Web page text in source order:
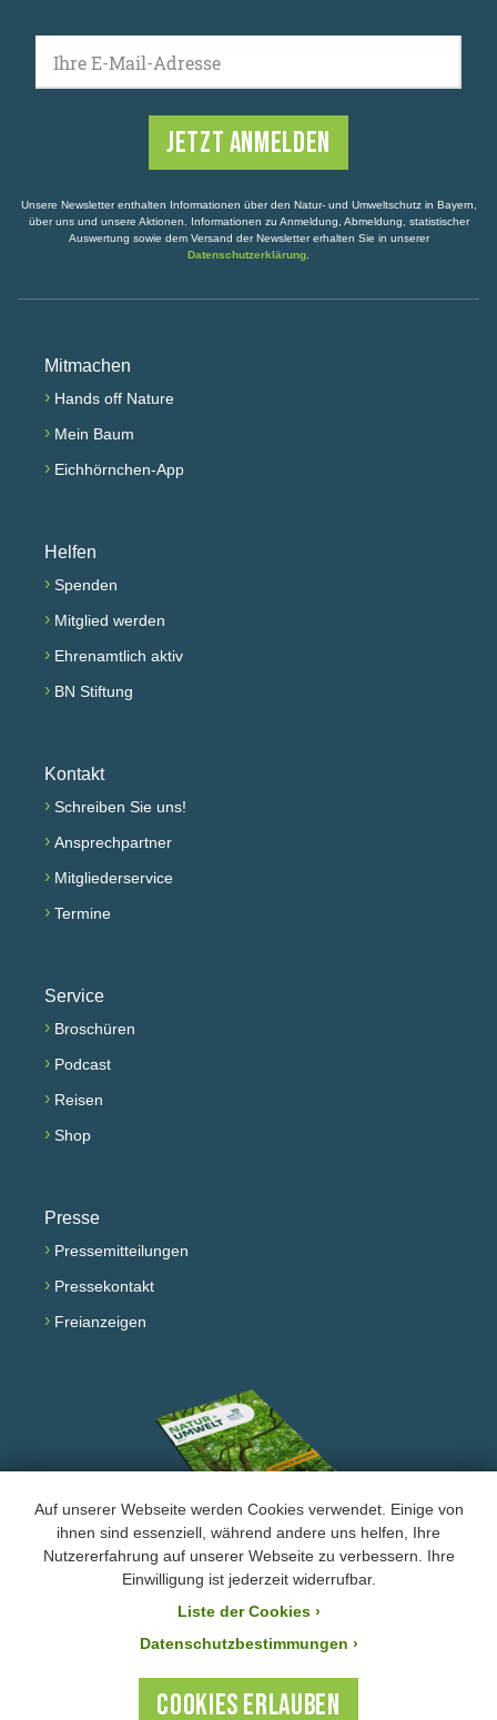
Auf unserer Webseite werden Cookies verwendet. Einige von
ihnen sind essenziell, während andere uns helfen, Ihre
Nutzererfahrung auf unserer Webseite zu verbessern. Ihre
Einwilligung ist jederzeit widerrufbar.
Liste der Cookies ›
Datenschutzbestimmungen ›
COOKIES ERLAUBEN
Ihre E-Mail-Adresse
Unsere Newsletter enthalten Informationen über den Natur- und Umweltschutz in Bayern,
über uns und unsere Aktionen. Informationen zu Anmeldung, Abmeldung, statistischer
Auswertung sowie dem Versand der Newsletter erhalten Sie in unserer
Datenschutzerklärung
Mitmachen
› Hands off Nature
› Mein Baum
› Eichhörnchen-App
Helfen
› Spenden
› Mitglied werden
› Ehrenamtlich aktiv
› BN Stiftung
Kontakt
› Schreiben Sie uns!
› Ansprechpartner
› Mitgliederservice
› Termine
Service
› Broschüren
› Podcast
› Reisen
› Shop
Presse
› Pressemitteilungen
› Pressekontakt
› Freianzeigen
FacebookInstagramYouTube
› Impressum und Datenschutz
BUND Naturschutz ist steuerlich absetzbar.